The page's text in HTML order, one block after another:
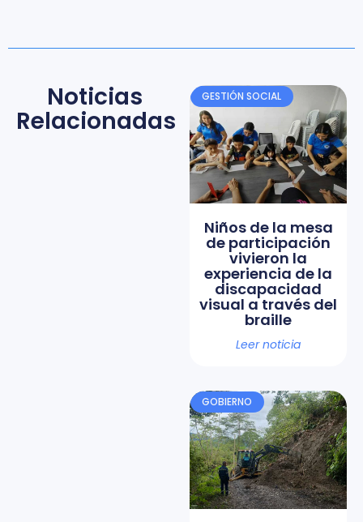
Noticias
Relacionadas
GESTIÓN SOCIAL
Niños de la mesa
de participación
vivieron la
experiencia de la
discapacidad
visual a través del
braille
Leer noticia
GOBIERNO